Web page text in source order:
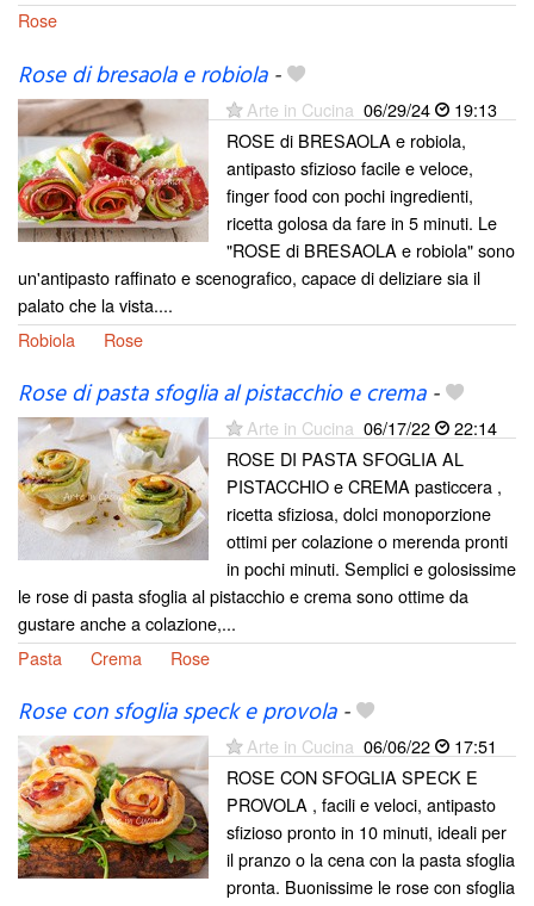
Rose
Rose di bresaola e robiola-
Arte in Cucina 06/29/24
19:13
ROSE di BRESAOLA e robiola,
antipasto sfizioso facile e veloce,
finger food con pochi ingredienti,
ricetta golosa da fare in 5 minuti. Le
"ROSE di BRESAOLA e robiola" sono
un'antipasto raffinato e scenografico, capace di deliziare sia il
palato che la vista....
Robiola
Rose
Rose di pasta sfoglia al pistacchio e crema-
Arte in Cucina 06/17/22
22:14
ROSE DI PASTA SFOGLIA AL
PISTACCHIO e CREMA pasticcera ,
ricetta sfiziosa, dolci monoporzione
ottimi per colazione o merenda pronti
in pochi minuti. Semplici e golosissime
le rose di pasta sfoglia al pistacchio e crema sono ottime da
gustare anche a colazione,...
Pasta
Crema Rose
Rose con sfoglia speck e provola-
Arte in Cucina 06/06/22
17:51
ROSE CON SFOGLIA SPECK E
PROVOLA , facili e veloci, antipasto
sfizioso pronto in 10 minuti, ideali per
il pranzo o la cena con la pasta sfoglia
pronta. Buonissime le rose con sfoglia